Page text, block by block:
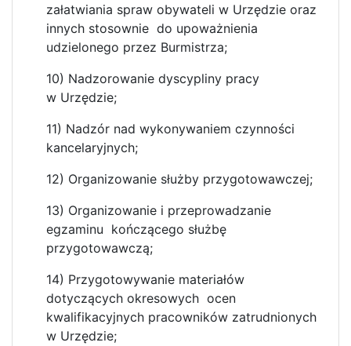
załatwiania spraw obywateli w Urzędzie oraz
innych stosownie do upoważnienia
udzielonego przez Burmistrza;
10) Nadzorowanie dyscypliny pracy
w Urzędzie;
11) Nadzór nad wykonywaniem czynności
kancelaryjnych;
12) Organizowanie służby przygotowawczej;
13) Organizowanie i przeprowadzanie
egzaminu kończącego służbę
przygotowawczą;
14) Przygotowywanie materiałów
dotyczących okresowych ocen
kwalifikacyjnych pracowników zatrudnionych
w Urzędzie;